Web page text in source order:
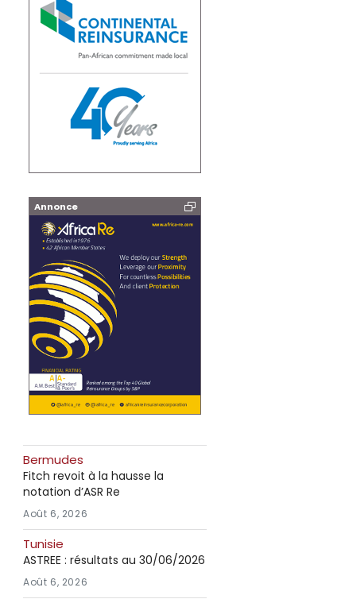
Annonce
Bermudes
Fitch revoit à la hausse la
notation d’ASR Re
Août 6, 2026
Tunisie
ASTREE : résultats au 30/06/2026
Août 6, 2026